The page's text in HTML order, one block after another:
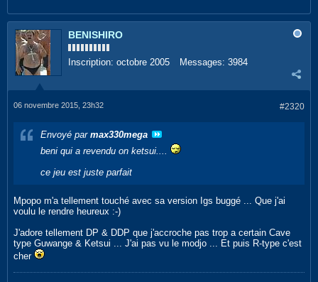
BENISHIRO
Inscription: octobre 2005 Messages: 3984
#2320
06 novembre 2015, 23h32
Envoyé par max330mega
beni qui a revendu on ketsui....
ce jeu est juste parfait
Mpopo m'a tellement touché avec sa version Igs buggé ... Que j'ai
voulu le rendre heureux :-)
J'adore tellement DP & DDP que j'accroche pas trop a certain Cave
type Guwange & Ketsui ... J'ai pas vu le modjo ... Et puis R-type c'est
cher